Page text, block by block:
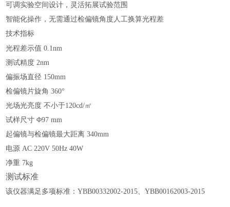
可调实验空间设计，灵活拓展试验范围
智能化操作，无需通过检偏镜角度人工换算光程差
技术指标
光程差示值 0.1nm
测试精度 2nm
偏振场直径 150mm
检偏镜片旋角 360°
光场光亮度 不小于120cd/㎡
试样尺寸 Φ97 mm
起偏镜与检偏镜最大距离 340mm
电源 AC 220V 50Hz 40W
净重 7kg
测试标准
该仪器满足多项标准：YBB00332002-2015、YBB00162003-2015